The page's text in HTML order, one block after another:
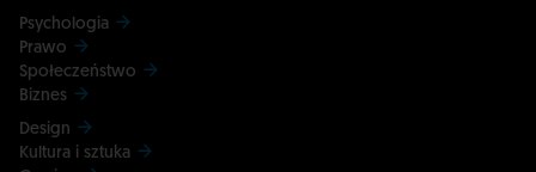
Psychologia
Prawo
Społeczeństwo
Biznes
Design
Kultura i sztuka